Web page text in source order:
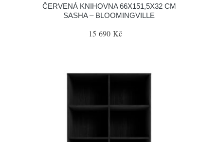
ČERVENÁ KNIHOVNA 66X151,5X32 CM
SASHA – BLOOMINGVILLE
15 690 Kč